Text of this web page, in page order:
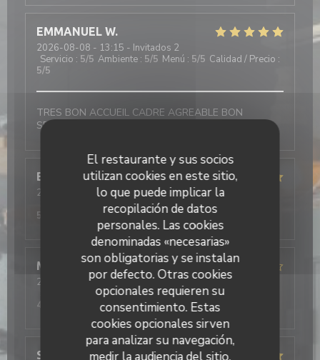
El restaurante y sus socios
utilizan cookies en este sitio,
lo que puede implicar la
recopilación de datos
personales. Las cookies
denominadas «necesarias»
son obligatorias y se instalan
por defecto. Otras cookies
opcionales requieren su
consentimiento. Estas
cookies opcionales sirven
para analizar su navegación,
EMMANUEL W
2026-08-08 - 13:15 - Invitados 2
Servicio : 5/5 Ambiente : 5/5 Menú : 5/5 Calidad / Precio :
5/5
TRES BON ACCUEIL CADRE AGREABLE BON
SERVICE NOUS REVIENDRONS
Bruno
2026-08-07
- 18:45 - Invitados 2
Ambiente:5/5 Menú :5/5 Calidad / Precio
5
MELANIE B
2026-08-06- 12:15 - Invitados 2
Ambiente:4/5 Menú:4/5 Calidad / Precio
4
Sebastien V